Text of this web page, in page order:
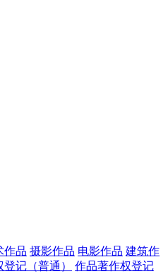
作品 摄影作品 电影作品 建筑作
记（普通）
作品著作权登记